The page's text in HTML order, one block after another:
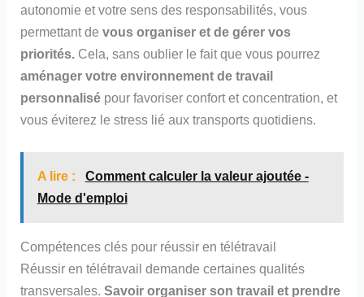
autonomie et votre sens des responsabilités, vous
permettant devous organiser et de gérer vos
priorités. Cela, sans oublier le fait que vous pourrez
aménager votre environnement de travail
personnalisé pour favoriser confort et concentration, et
vous éviterez le stress lié aux transports quotidiens.
A lire :
Comment calculer la valeur ajoutée -
Mode d'emploi
Compétences clés pour réussir en télétravail
Réussir en télétravail demande certaines qualités
transversales.Savoir organiser son travail et prendre